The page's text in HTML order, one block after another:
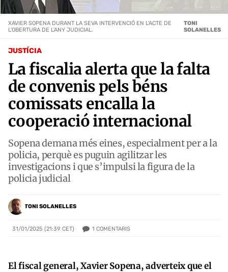
JUSTÍCIA
La fiscalia alerta que la falta
de convenis pels béns
comissats encalla la
cooperació internacional
Sopena demana més eines, especialment per a la
policia, perquè es puguin agilitzar les
investigacions i que s’impulsi la figura de la
policia judicial
TONI SOLANELLES
31/01/2025 (21:39 CET) 1 COMENTARIS
XAVIER SOPENA DURANT LA SEVA INTERVENCIÓ EN L'ACTE DE
L'OBERTURA DE L'ANY JUDICIAL.
TONI
SOLANELLES
El fiscal general, Xavier Sopena, adverteix que el